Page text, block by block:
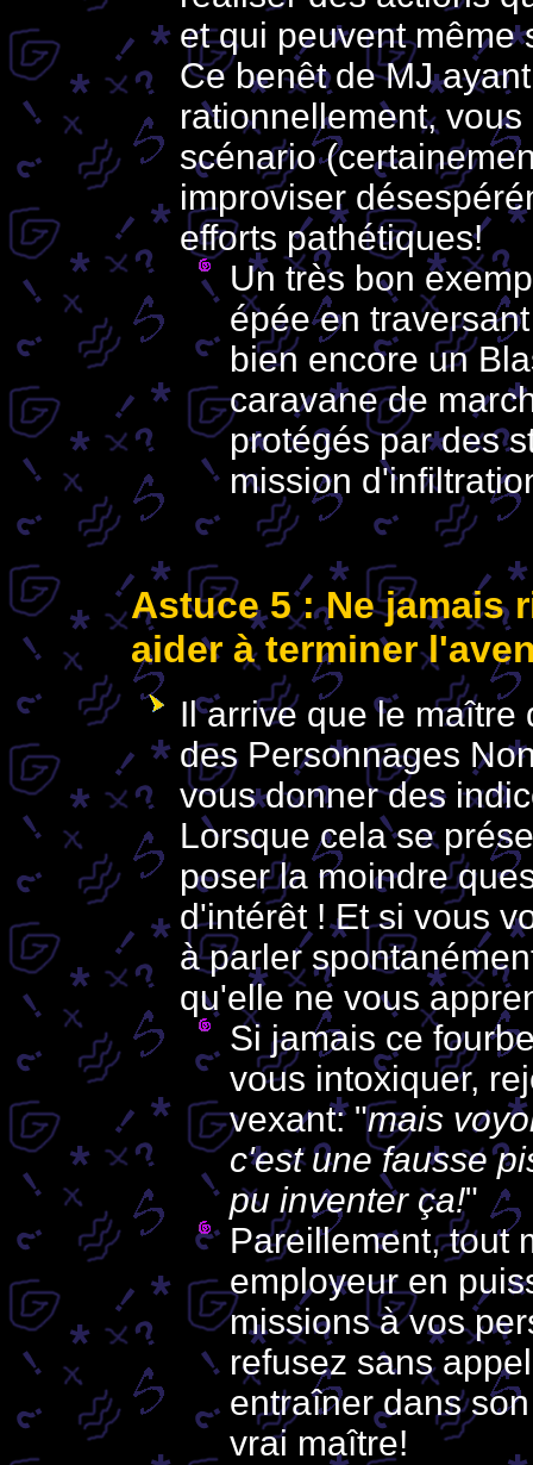
et qui peuvent même
Ce benêt de MJ
rationnellement,
scénario
improviser
efforts pathétiques!
Un très bon
épée en
bien encore un
caravane de
protégés par des
mission
Astuce 5 : Ne jamais
aider à terminer
Il arrive que le maître
des Personnages
vous donner des
Lorsque cela se
poser la moindre
d'intérêt ! Et si vous
à parler
qu'elle ne vous
Si jamais ce
vous intoxiquer,
vexant: "mais
c'est une fausse
pu inventer ça!"
Pareillement, tout
employeur en
missions à vos
refusez sans
entraîner dans
vrai maître!